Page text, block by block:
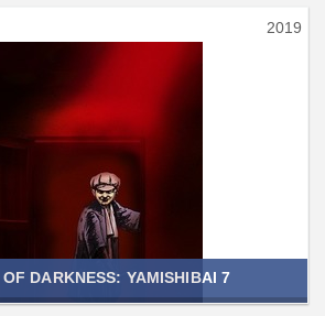
2019
OF DARKNESS: YAMISHIBAI 7